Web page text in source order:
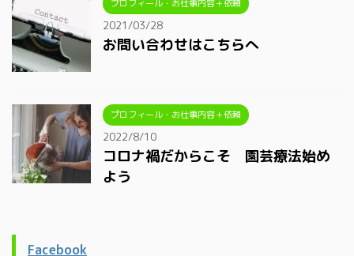
プロフィール・お仕事内容＋依頼
2021/03/28
お問い合わせはこちらへ
プロフィール・お仕事内容＋依頼
2022/8/10
コロナ禍だからこそ 園芸療法始め
よう
Facebook